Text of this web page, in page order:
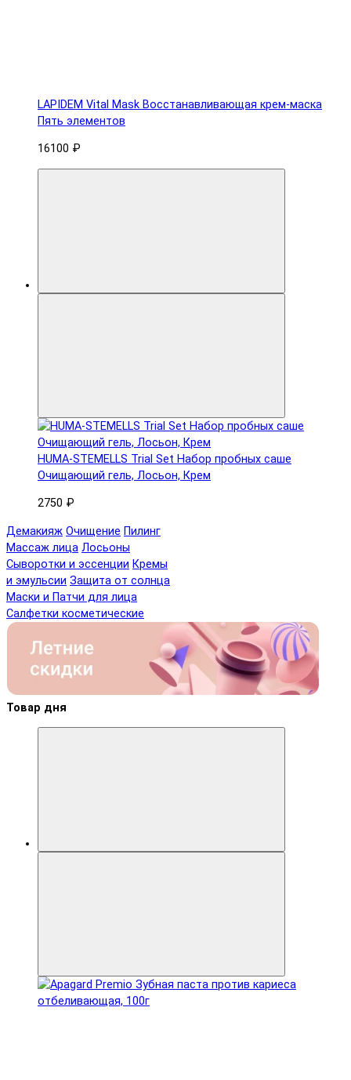
LAPIDEM Vital Mask Восстанавливающая крем-маска
Пять элементов
16100 ₽
HUMA-STEMELLS Trial Set Набор пробных саше
Очищающий гель, Лосьон, Крем
2750 ₽
Демакияж Очищение Пилинг
Массаж лица Лосьоны
Сыворотки и эссенции Кремы
и эмульсии Защита от солнца
Маски и Патчи для лица
Салфетки косметические
Товар дня